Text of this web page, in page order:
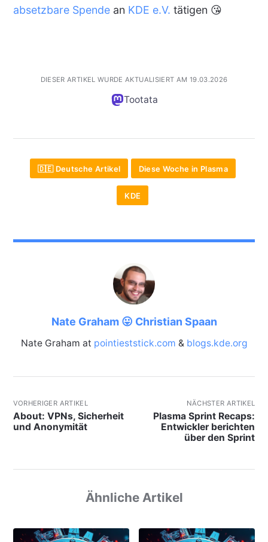
absetzbare Spendean KDE e.V. tätigen 😘
DIESER ARTIKEL WURDE AKTUALISIERT AM 19.03.2026
Tootata
🇩🇪 Deutsche Artikel Diese Woche in Plasma
KDE
Nate Graham 😛 Christian Spaan
Nate Graham at pointieststick.com & blogs.kde.org
VORHERIGER ARTIKEL
About: VPNs, Sicherheit
und Anonymität
NÄCHSTER ARTIKEL
Plasma Sprint Recaps:
Entwickler berichten
über den Sprint
Ähnliche Artikel